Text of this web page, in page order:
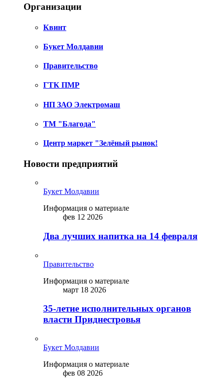
Организации
Квинт
Букет Молдавии
Правительство
ГТК ПМР
НП ЗАО Электромаш
ТМ "Благода"
Центр маркет "Зелёный рынок!
Новости предприятий
Букет Молдавии
Информация о материале
фев 12 2026
Два лучших напитка на 14 февраля
Правительство
Информация о материале
март 18 2026
35-летие исполнительных органов
власти Приднестровья
Букет Молдавии
Информация о материале
фев 08 2026